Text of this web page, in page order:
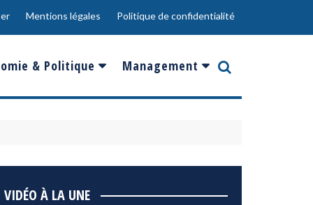
Mentions légales Politique de confidentialité
& Politique Management
Innovation
VIDÉO À LA UNE